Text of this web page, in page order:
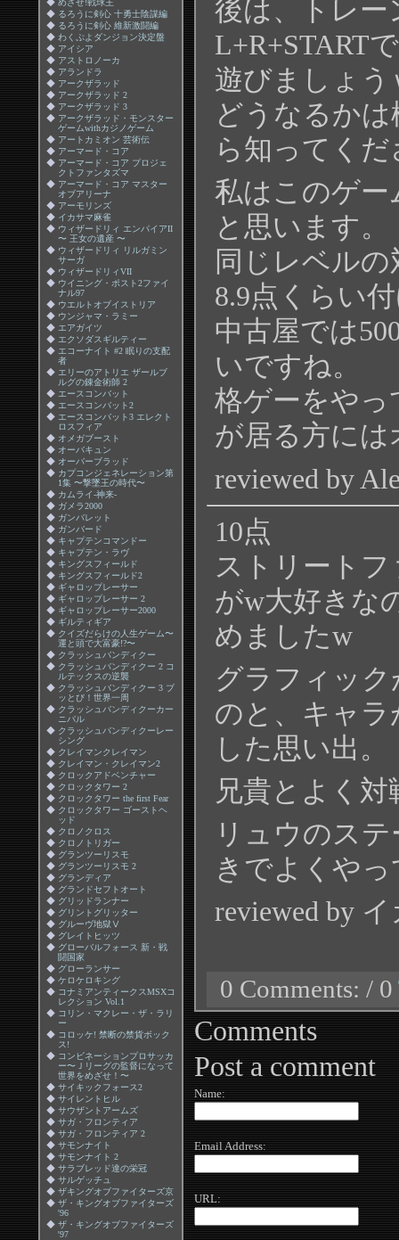
◆ めざせ!戦球王
◆ るろうに剣心 十勇士陰謀編
◆ るろうに剣心 維新激闘編
◆ わくぷよダンジョン決定盤
◆ アイシア
◆ アストロノーカ
◆ アランドラ
◆ アークザラッド
◆ アークザラッド 2
◆ アークザラッド 3
◆ アークザラッド・モンスター
ゲームwithカジノゲーム
◆ アートカミオン 芸術伝
◆ アーマード・コア
◆ アーマード・コア プロジェ
クトファンタズマ
◆ アーマード・コア マスター
オブアリーナ
◆ アーモリンズ
◆ イカサマ麻雀
◆ ウィザードリィ エンパイアII
〜 王女の遺産 〜
◆ ウィザードリィ リルガミン
サーガ
◆ ウィザードリィVII
◆ ウイニング・ポスト2ファイ
ナル97
◆ ウエルトオブイストリア
◆ ウンジャマ・ラミー
◆ エアガイツ
◆ エクソダスギルティー
◆ エコーナイト #2 眠りの支配
者
◆ エリーのアトリエ ザールブ
ルグの錬金術師 2
◆ エースコンバット
◆ エースコンバット2
◆ エースコンバット3 エレクト
ロスフィア
◆ オメガブースト
◆ オーバキュン
◆ オーバーブラッド
◆ カプコンジェネレーション第
1集 〜撃墜王の時代〜
◆ カムライ-神来-
◆ ガメラ2000
◆ ガンバレット
◆ ガンバード
◆ キャプテンコマンドー
◆ キャプテン・ラヴ
◆ キングスフィールド
◆ キングスフィールド2
◆ ギャロップレーサー
◆ ギャロップレーサー 2
◆ ギャロップレーサー2000
◆ ギルティギア
◆ クイズだらけの人生ゲーム〜
運と頭で大富豪!?〜
◆ クラッシュバンディクー
◆ クラッシュバンディクー 2 コ
ルテックスの逆襲
◆ クラッシュバンディクー 3 ブ
ッとび！世界一周
◆ クラッシュバンディクーカー
ニバル
◆ クラッシュバンディクーレー
シング
◆ クレイマンクレイマン
◆ クレイマン・クレイマン2
◆ クロックアドベンチャー
◆ クロックタワー 2
◆ クロックタワー the first Fear
◆ クロックタワー ゴーストヘ
ッド
◆ クロノクロス
◆ クロノトリガー
◆ グランツーリスモ
◆ グランツーリスモ 2
◆ グランディア
◆ グランドセフトオート
◆ グリッドランナー
◆ グリントグリッター
◆ グルーヴ地獄Ⅴ
◆ グレイトヒッツ
◆ グローバルフォース 新・戦
闘国家
◆ グローランサー
◆ ケロケロキング
◆ コナミアンティークスMSXコ
レクション Vol.1
◆ コリン・マクレー・ザ・ラリ
ー
◆ コロッケ! 禁断の禁貨ボック
ス!
◆ コンビネーションプロサッカ
ー〜Ｊリーグの監督になって
世界をめざせ！〜
◆ サイキックフォース2
◆ サイレントヒル
◆ サウザントアームズ
◆ サガ・フロンティア
◆ サガ・フロンティア 2
◆ サモンナイト
◆ サモンナイト 2
◆ サラブレッド達の栄冠
◆ サルゲッチュ
◆ ザキングオブファイターズ京
◆ ザ・キングオブファイターズ
'96
◆ ザ・キングオブファイターズ
'97
後は、トレー
L+R+START
遊びましょう
どうなるか
ら知ってくだ
私はこのゲー
と思います。
同じレベル
8.9点くらい
中古屋では
いですね。
格ゲーをやっ
が居る方に
reviewed by
10点
ストリート
がw大好きな
めましたw
グラフィッ
のと、キャ
した思い出。
兄貴とよく
リュウのス
きでよくや
reviewed by
0 Comments: / 0
Comments
Post a comment
Name:
Email Address:
URL: